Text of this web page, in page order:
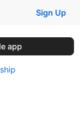
Sign Up
app